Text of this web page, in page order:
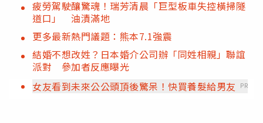
疲勞駕駛釀驚魂！瑞芳清晨「巨型板車失控橫掃隧
道口」 油漬滿地
更多最新熱門議題：熊本7.1強震
結婚不想改姓？日本婚介公司辦「同姓相親」聯誼
派對 參加者反應曝光
女友看到未來公公頭頂後驚呆！快買養髮給男友
PR